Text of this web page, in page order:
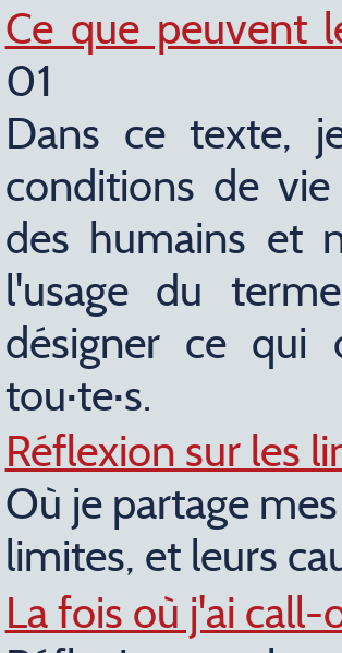
Ce que peuvent
01
Dans ce texte,
conditions de
des humains et
l'usage du
désigner ce qui
tou·te·s.
Réflexion sur les
Où je partage
limites, et leurs
La fois où j'ai call-